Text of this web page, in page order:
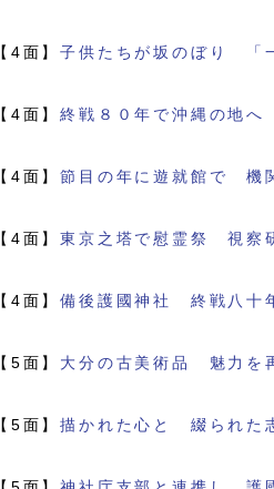
【4面】子供たちが坂のぼり 「
【4面】終戦８０年で沖縄の地
【4面】節目の年に遊就館で 機
【4面】東京之塔で慰霊祭 視察
【4面】備後護國神社 終戦八十
【5面】 大分の古美術品 魅力を
【5面】描かれた心と 綴られた